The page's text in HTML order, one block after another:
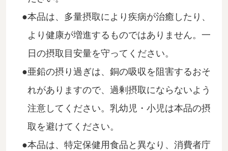
本品は、多量摂取により疾病が治癒したり、
より健康が増進するものではありません。一
日の摂取目安量を守ってください。
亜鉛の摂り過ぎは、銅の吸収を阻害するおそ
れがありますので、過剰摂取にならないよう
注意してください。乳幼児・小児は本品の摂
取を避けてください。
本品は、特定保健用食品と異なり、消費者庁